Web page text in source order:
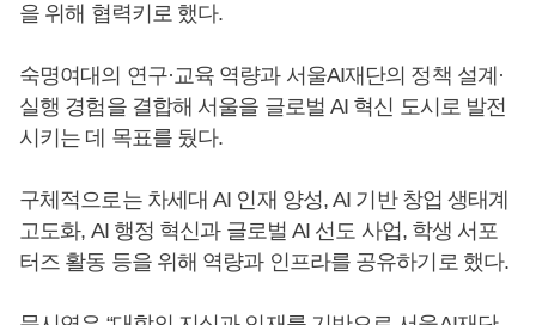
을 위해 협력키로 했다.
숙명여대의 연구·교육 역량과 서울AI재단의 정책 설계·
실행 경험을 결합해 서울을 글로벌 AI 혁신 도시로 발전
시키는 데 목표를 뒀다.
구체적으로는 차세대 AI 인재 양성, AI 기반 창업 생태계
고도화, AI 행정 혁신과 글로벌 AI 선도 사업, 학생 서포
터즈 활동 등을 위해 역량과 인프라를 공유하기로 했다.